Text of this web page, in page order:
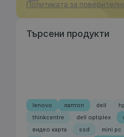
Политиката за
Търсени продукти
lenovo лаптоп dell
thinkcentre
dell optiplex
видео карта
ssd mini pc